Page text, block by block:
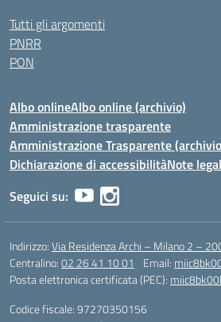
Tutti gli argomenti
PNRR
PON
Albo onlineAlbo online (archivio)
Amministrazione trasparente
Amministrazione Trasparente
Dichiarazione di accessibilitàNote
Seguici su:
Indirizzo:Via Residenza Archi – Milano 2 –
Centralino:02 26 41 10 01 Email:
Posta elettronica certificata (PEC):
Codice fiscale: 97270350156